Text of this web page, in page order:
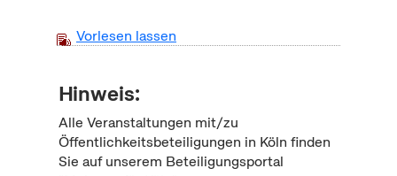
Vorlesen lassen
Hinweis:
Alle Veranstaltungen mit/zu
Öffentlichkeitsbeteiligungen in Köln finden
Sie auf unserem Beteiligungsportal